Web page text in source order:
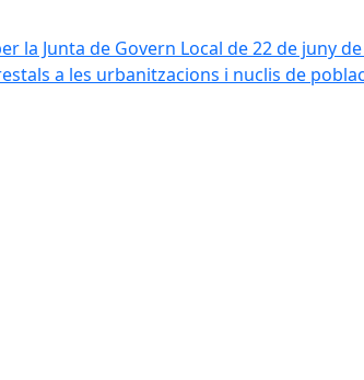
la Junta de Govern Local de 22 de juny
a les urbanitzacions i nuclis de